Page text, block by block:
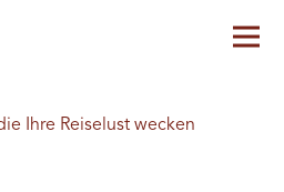
Ihre Reiselust wecken